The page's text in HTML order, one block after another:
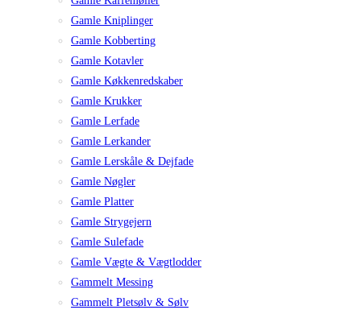
Gamle Kniplinger
Gamle Kobberting
Gamle Kotavler
Gamle Køkkenredskaber
Gamle Krukker
Gamle Lerfade
Gamle Lerkander
Gamle Lerskåle & Dejfade
Gamle Nøgler
Gamle Platter
Gamle Strygejern
Gamle Sulefade
Gamle Vægte & Vægtlodder
Gammelt Messing
Gammelt Pletsølv & Sølv